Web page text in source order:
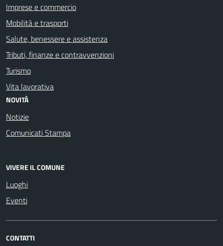
Imprese e commercio
Mobilità e trasporti
Salute, benessere e assistenza
Tributi, finanze e contravvenzioni
Turismo
Vita lavorativa
NOVITÀ
Notizie
Comunicati Stampa
VIVERE IL COMUNE
Luoghi
Eventi
CONTATTI